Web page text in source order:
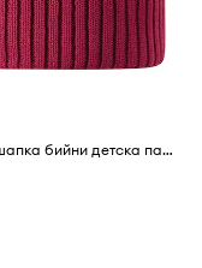
Reima шапка бийни детска памучна Hattara